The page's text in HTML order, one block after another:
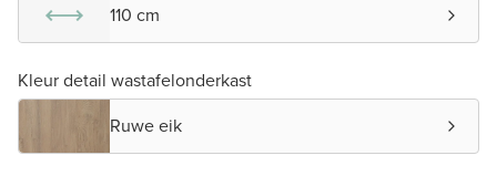
110 cm
Kleur detail wastafelonderkast
Ruwe eik